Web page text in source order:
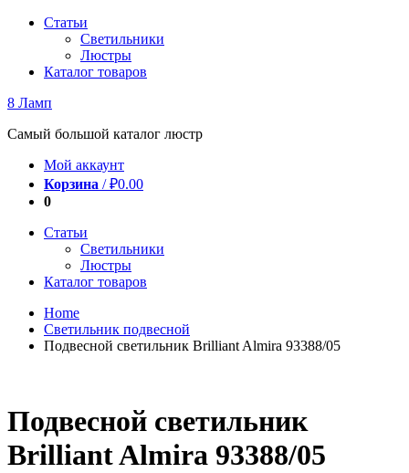
Перейти
содержимому
Статьи
Светильники
Люстры
Каталог товаров
8 Ламп
Самый большой каталог люстр
Мой аккаунт
Корзина /₽0.00
0
Статьи
Светильники
Люстры
Каталог товаров
Home
Светильник подвесной
Подвесной светильник Brilliant Almira 93388/05
Подвесной светильник
Brilliant Almira 93388/05